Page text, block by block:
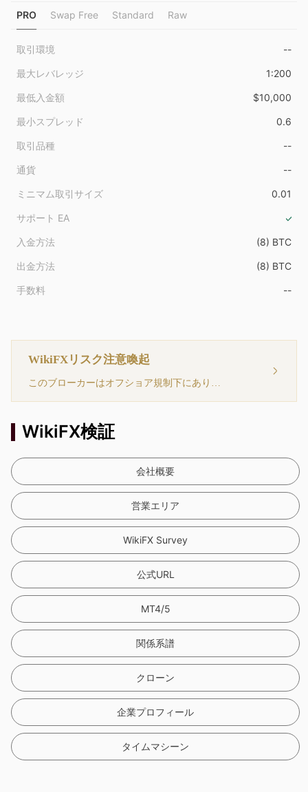
PRO Swap Free Standard Raw
取引環境 --
最大レバレッジ 1:200
最低入金額 $10,000
最小スプレッド 0.6
取引品種 --
通貨 --
ミニマム取引サイズ 0.01
サポート EA
入金方法 (8) BTC
出金方法 (8) BTC
手数料 --
WikiFXリスク注意喚起
このブローカーはオフショア規制下にあり、監督体制が緩やかです。リスクにご注意ください。
WikiFX検証
会社概要
営業エリア
WikiFX Survey
公式URL
MT4/5
関係系譜
クローン
企業プロフィール
タイムマシーン